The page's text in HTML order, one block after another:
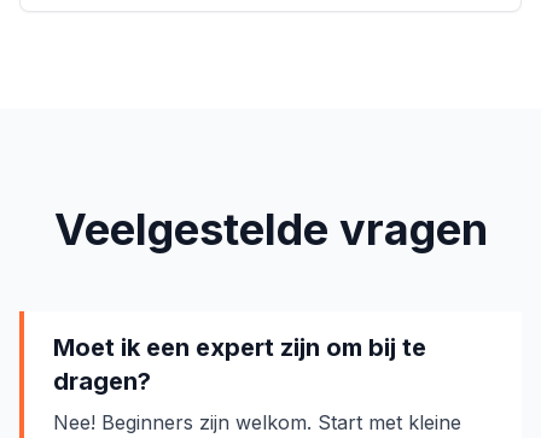
Veelgestelde vragen
Moet ik een expert zijn om bij te
dragen?
Nee! Beginners zijn welkom. Start met kleine